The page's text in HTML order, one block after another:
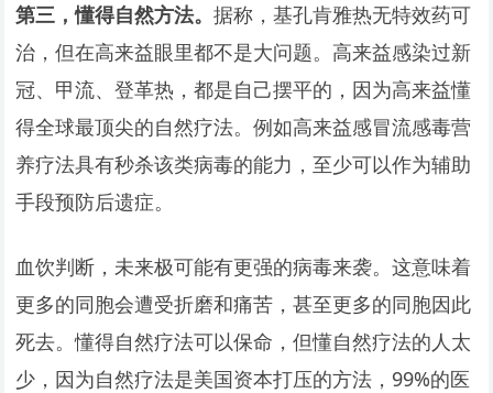
第三，懂得自然方法。据称，基孔肯雅热无特效药可
治，但在高来益眼里都不是大问题。高来益感染过新
冠、甲流、登革热，都是自己摆平的，因为高来益懂
得全球最顶尖的自然疗法。例如高来益感冒流感毒营
养疗法具有秒杀该类病毒的能力，至少可以作为辅助
手段预防后遗症。
血饮判断，未来极可能有更强的病毒来袭。这意味着
更多的同胞会遭受折磨和痛苦，甚至更多的同胞因此
死去。懂得自然疗法可以保命，但懂自然疗法的人太
少，因为自然疗法是美国资本打压的方法，99%的医